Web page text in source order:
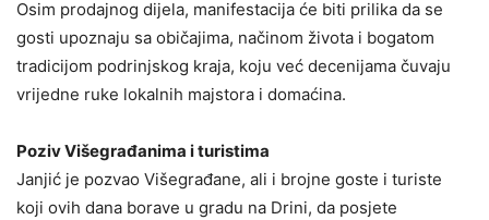
Osim prodajnog dijela, manifestacija će biti prilika da se
gosti upoznaju sa običajima, načinom života i bogatom
tradicijom podrinjskog kraja, koju već decenijama čuvaju
vrijedne ruke lokalnih majstora i domaćina.
Poziv Višegrađanima i turistima
Janjić je pozvao Višegrađane, ali i brojne goste i turiste
koji ovih dana borave u gradu na Drini, da posjete